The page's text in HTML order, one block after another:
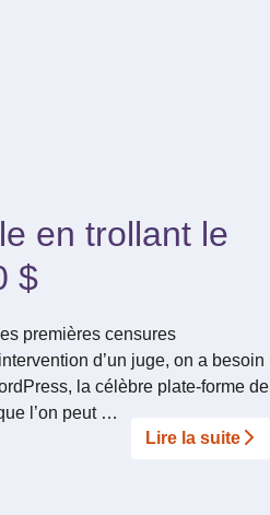
en trollant le
$
premières censures
d’un juge, on a besoin
la célèbre plate-forme de
l’on peut …
Lire la suite­­